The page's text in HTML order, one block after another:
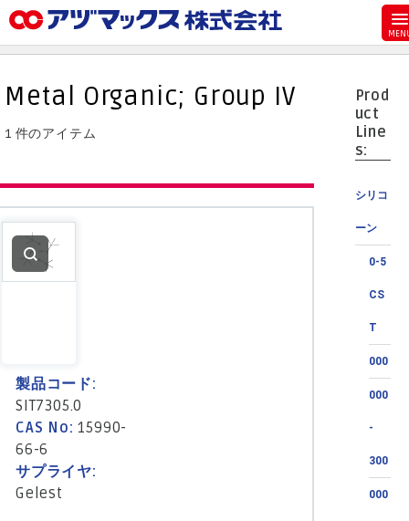
お気に入り
カート
代理店一覧
支払い
Prod
uct
Line
s:
シリコ
ーン
0-5
CS
T
000
000
-
300
000
Metal Organic; Group IV
1 件のアイテム
製品コード:
SIT7305.0
CAS No:15990-
66-6
サプライヤ:
Gelest